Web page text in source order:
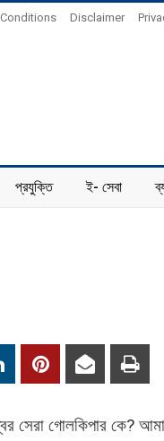
Disclaimer
প্রযুক্তি ই- সেবা
সেরা গোলকিপার কে?